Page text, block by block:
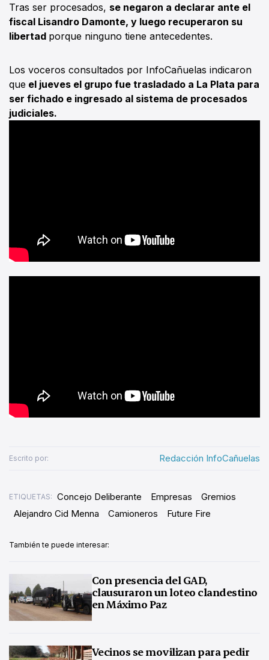
Tras ser procesados, se negaron a declarar ante el
fiscal Lisandro Damonte, y luego recuperaron su
libertad porque ninguno tiene antecedentes.
Los voceros consultados por InfoCañuelas indicaron
que el jueves el grupo fue trasladado a La Plata para
ser fichado e ingresado al sistema de procesados
judiciales.
Escrito por: Redacción InfoCañuelas
ETIQUETAS: Concejo Deliberante Empresas
Gremios
Alejandro Cid Menna
Camioneros Future Fire
También te puede interesar:
Con presencia del GAD,
clausuraron un loteo clandestino
en Máximo Paz
Vecinos se movilizan para pedir